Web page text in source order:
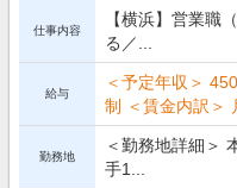
仕事内容
【横浜】営業職
る／...
給与
＜予定年収＞
制 ＜賃金内訳＞
勤務地
＜勤務地詳細＞
手1...